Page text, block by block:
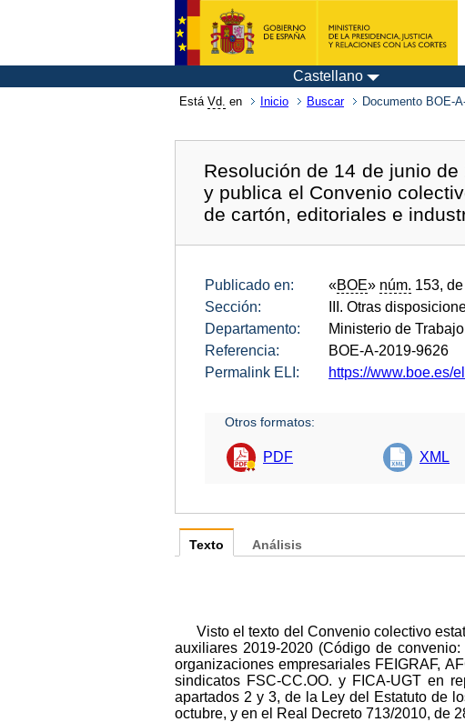
Castellano
Está Vd. en Inicio Buscar Documento BOE-
Resolución de 14 de junio
y publica el Convenio
de cartón, editoriales e
Publicado en: «BOE» núm. 153,
Sección:
III. Otras
Departamento:
Ministerio de
Referencia:
BOE-A-2019-9626
Permalink ELI:
https://www.boe.es/
Otros formatos:
PDF XML
Texto
Visto el texto del Convenio colectivo
auxiliares 2019-2020 (Código de
organizaciones empresariales FEIGRAF,
sindicatos FSC-CC.OO. y FICA-UGT en
apartados 2 y 3, de la Ley del Estatuto de
octubre, y en el Real Decreto 713/2010, de
Análisis